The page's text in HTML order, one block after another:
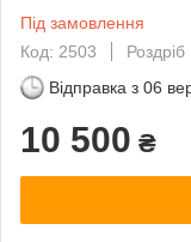
Під замовлення
Код: 2503
Роздріб
Відправка з 06
10 500 ₴